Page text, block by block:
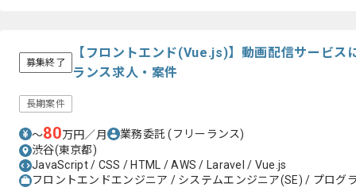
募集終了
【フロントエンド(Vue.js)】動画配信サービス
ランス求人・案件
長期案件
〜80万円／月 業務委託(フリーランス)
渋谷(東京都)
JavaScript / CSS / HTML / AWS / Laravel / Vue.js
フロントエンドエンジニア / システムエンジニア(SE) / プログ